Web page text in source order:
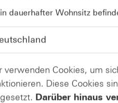
AUGUST
dauerhafter Wohnsitz
verwenden Cookies, um
Diese Cookies
Darüber hinaus